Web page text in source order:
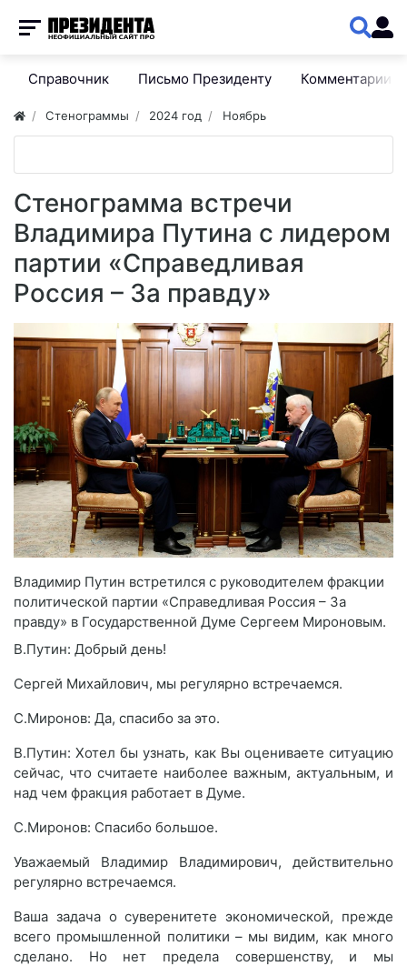
Справочник Письмо Президенту Комментарии
Стенограммы 2024 год Ноябрь
Стенограмма встречи
Владимира Путина с лидером
партии «Справедливая
Россия – За правду»
Владимир Путин встретился с руководителем фракции
политической партии «Справедливая Россия – За
правду» в Государственной Думе Сергеем Мироновым.
В.Путин: Добрый день!
Сергей Михайлович, мы регулярно встречаемся.
С.Миронов: Да, спасибо за это.
В.Путин: Хотел бы узнать, как Вы оцениваете ситуацию
сейчас, что считаете наиболее важным, актуальным, и
над чем фракция работает в Думе.
С.Миронов: Спасибо большое.
Уважаемый Владимир Владимирович, действительно
регулярно встречаемся.
Ваша задача о суверенитете экономической, прежде
всего промышленной политики – мы видим, как много
сделано. Но нет предела совершенству, и мы